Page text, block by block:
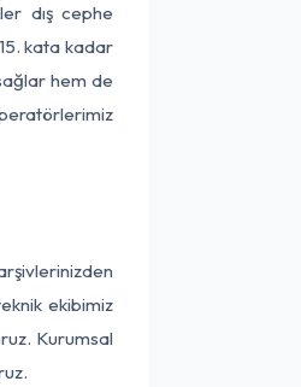
dış cephe
kata kadar
hem de
ekibimiz
Kurumsal